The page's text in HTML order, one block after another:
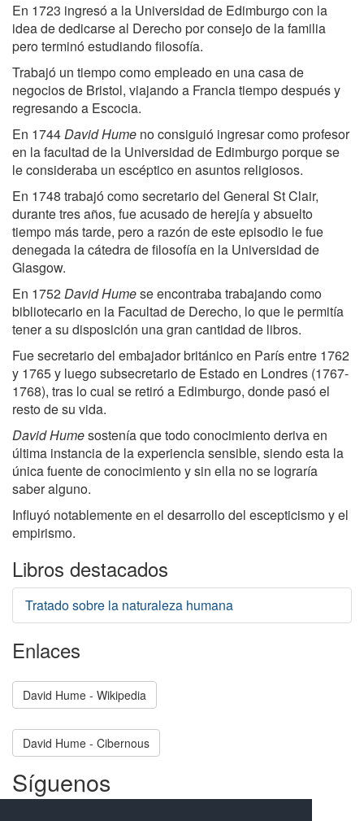
En 1723 ingresó a la Universidad de Edimburgo con la
idea de dedicarse al Derecho por consejo de la familia
pero terminó estudiando filosofía.
Trabajó un tiempo como empleado en una casa de
negocios de Bristol, viajando a Francia tiempo después y
regresando a Escocia.
En 1744David Hume no consiguió ingresar como profesor
en la facultad de la Universidad de Edimburgo porque se
le consideraba un escéptico en asuntos religiosos.
En 1748 trabajó como secretario del General St Clair,
durante tres años, fue acusado de herejía y absuelto
tiempo más tarde, pero a razón de este episodio le fue
denegada la cátedra de filosofía en la Universidad de
Glasgow.
En 1752David Humese encontraba trabajando como
bibliotecario en la Facultad de Derecho, lo que le permitía
tener a su disposición una gran cantidad de libros.
Fue secretario del embajador británico en París entre 1762
y 1765 y luego subsecretario de Estado en Londres (1767-
1768), tras lo cual se retiró a Edimburgo, donde pasó el
resto de su vida.
David Humesostenía que todo conocimiento deriva en
última instancia de la experiencia sensible, siendo esta la
única fuente de conocimiento y sin ella no se lograría
saber alguno.
Influyó notablemente en el desarrollo del escepticismo y el
empirismo.
Libros destacados
Tratado sobre la naturaleza humana
Enlaces
David Hume - Wikipedia
David Hume - Cibernous
Síguenos